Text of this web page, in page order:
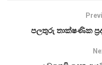
පලතුරු තාක්ෂණික